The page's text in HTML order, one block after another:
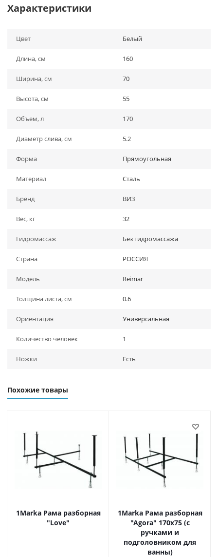
Характеристики
Цвет Белый
Длина, см 160
Ширина, см 70
Высота, см 55
Объем, л 170
Диаметр слива, см 5.2
Форма Прямоугольная
Материал Сталь
Бренд ВИЗ
Вес, кг 32
Гидромассаж Без гидромассажа
Страна РОССИЯ
Модель Reimar
Толщина листа, см 0.6
Ориентация Универсальная
Количество человек 1
Ножки Есть
Похожие товары
1Marka Рама разборная
"Love"
1Marka Рама разборная
"Agora" 170x75 (с
ручками и
подголовником для
ванны)